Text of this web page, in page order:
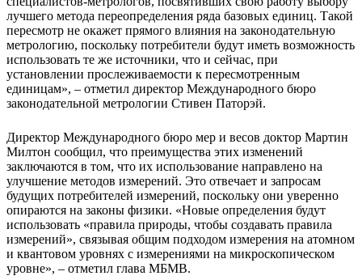
лучшего метода переопределения ряда базовых единиц. Такой
пересмотр не окажет прямого влияния на законодательную
метрологию, поскольку потребители будут иметь возможность
использовать те же источники, что и сейчас, при
установлении прослеживаемости к пересмотренным
единицам», – отметил директор Международного бюро
законодательной метрологии Стивен Паторэй.
Директор Международного бюро мер и весов доктор Мартин
Милтон сообщил, что преимущества этих изменений
заключаются в том, что их использование направлено на
улучшение методов измерений. Это отвечает и запросам
будущих потребителей измерений, поскольку они уверенно
опираются на законы физики. «Новые определения будут
использовать «правила природы, чтобы создавать правила
измерений», связывая общим подходом измерения на атомном
и квантовом уровнях с измерениями на микроскопическом
уровне», – отметил глава МБМВ.